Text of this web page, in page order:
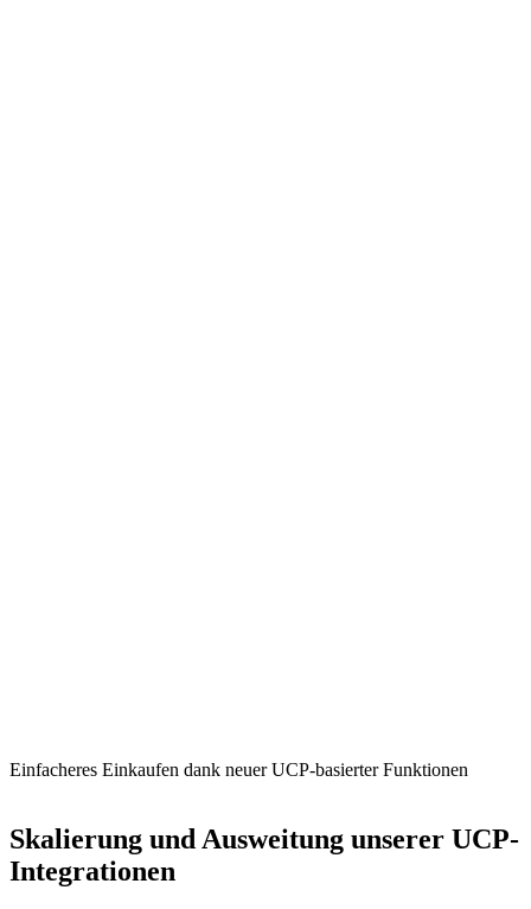
Einfacheres Einkaufen dank neuer UCP-basierter Funktionen
Skalierung und Ausweitung unserer UCP-
Integrationen